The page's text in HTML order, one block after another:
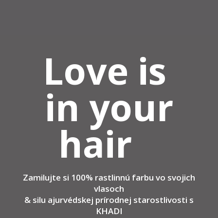
Love is
in your
hair
Zamilujte si 100% rastlinnú farbu vo svojich
vlasoch
& silu ajurvédskej prírodnej starostlivosti s
KHADI